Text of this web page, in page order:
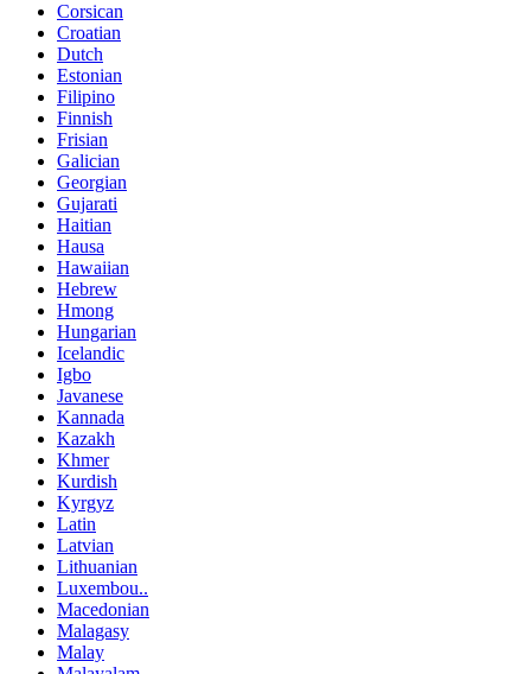
Corsican
Croatian
Dutch
Estonian
Filipino
Finnish
Frisian
Galician
Georgian
Gujarati
Haitian
Hausa
Hawaiian
Hebrew
Hmong
Hungarian
Icelandic
Igbo
Javanese
Kannada
Kazakh
Khmer
Kurdish
Kyrgyz
Latin
Latvian
Lithuanian
Luxembou..
Macedonian
Malagasy
Malay